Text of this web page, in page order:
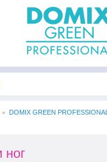
DOMIX GREEN
ног